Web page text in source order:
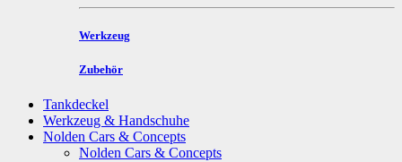
Werkzeug
Zubehör
Tankdeckel
Werkzeug & Handschuhe
Nolden Cars & Concepts
Nolden Cars & Concepts